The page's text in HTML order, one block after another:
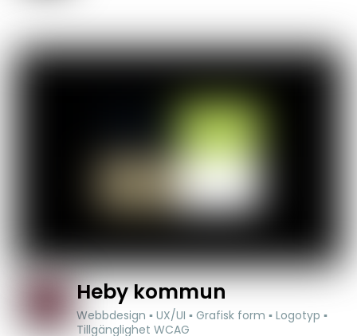
Heby kommun
Webbdesign ▪ UX/UI ▪ Grafisk form ▪ Logotyp ▪
Tillgänglighet WCAG